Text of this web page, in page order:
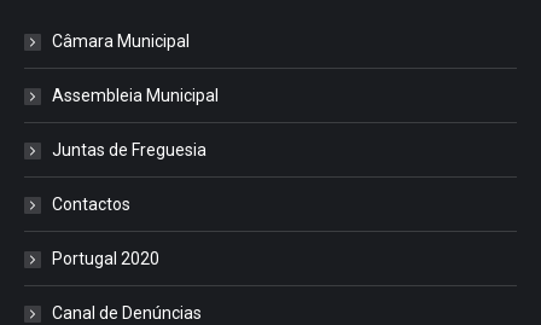
Câmara Municipal
Assembleia Municipal
Juntas de Freguesia
Contactos
Portugal 2020
Canal de Denúncias